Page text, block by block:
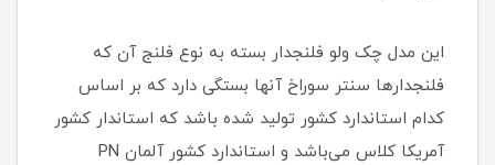
این مدل چک ولو فلنجدار بسته به نوع فلنج آن که
فلنجدارها سنتر سوراخ آنها بستگی دارد که بر اساس
کدام استاندارد کشور تولید شده باشد که استاندار کشور
آمریکا کلاس می‌باشد و استاندارد کشور آلمان PN